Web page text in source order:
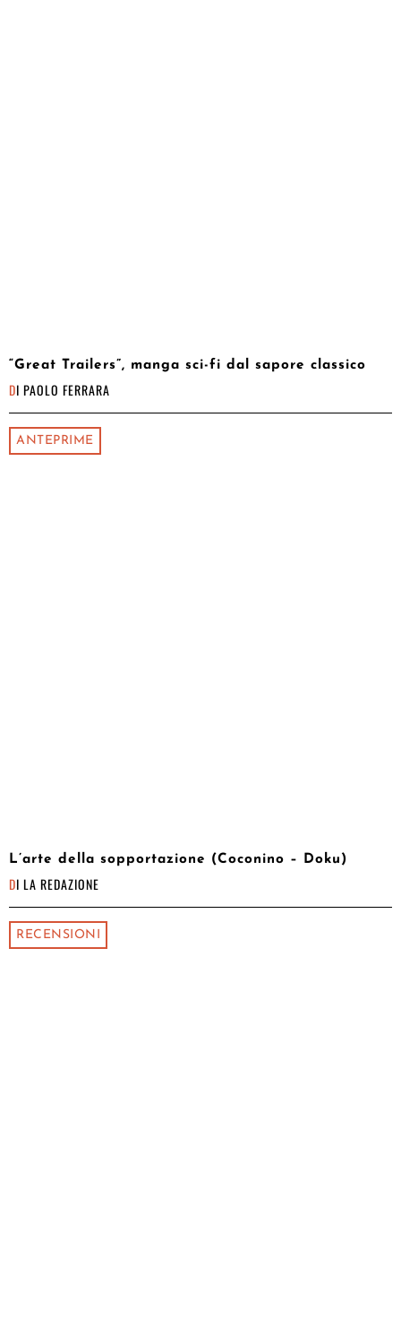
“Great Trailers”, manga sci-fi dal sapore classico
DI PAOLO FERRARA
ANTEPRIME
L’arte della sopportazione (Coconino – Doku)
DI LA REDAZIONE
RECENSIONI